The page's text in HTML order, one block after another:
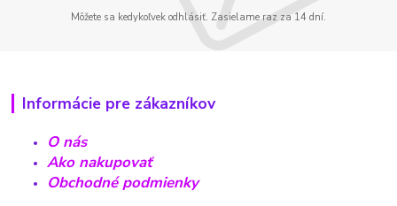
Môžete sa kedykoľvek odhlásiť. Zasielame raz za 14 dní.
Informácie pre zákazníkov
O nás
Ako nakupovať
Obchodné podmienky